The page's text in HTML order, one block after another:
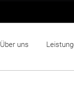
Über uns